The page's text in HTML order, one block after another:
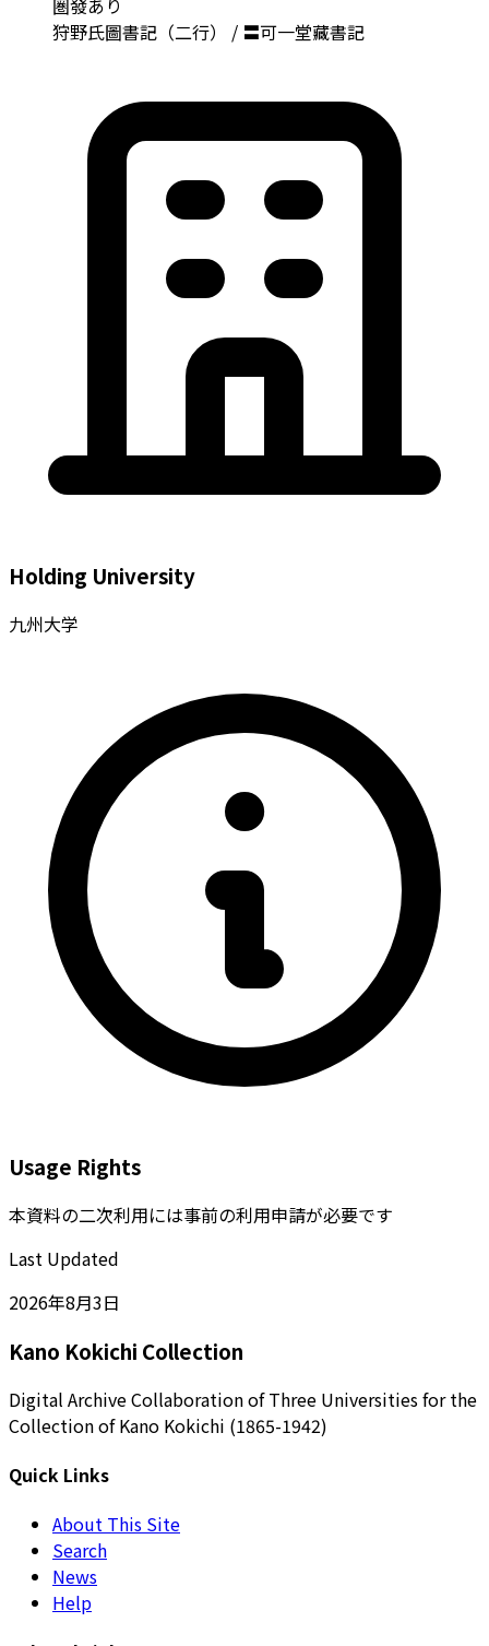
圏發あり
狩野氏圖書記（二行） / 〓可一堂藏書記
Holding University
九州大学
Usage Rights
本資料の二次利用には事前の利用申請が必要です
Last Updated
2026年8月3日
Kano Kokichi Collection
Digital Archive Collaboration of Three Universities for the
Collection of Kano Kokichi (1865-1942)
Quick Links
About This Site
Search
News
Help